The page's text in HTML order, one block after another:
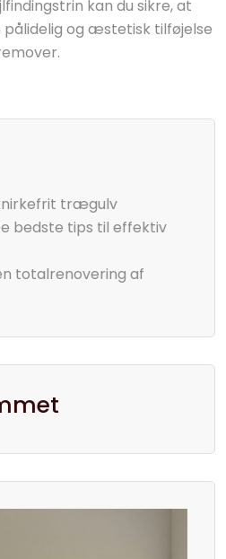
kan du sikre, at
og æstetisk tilføjelse
trægulv
bedste tips til effektiv
totalrenovering af